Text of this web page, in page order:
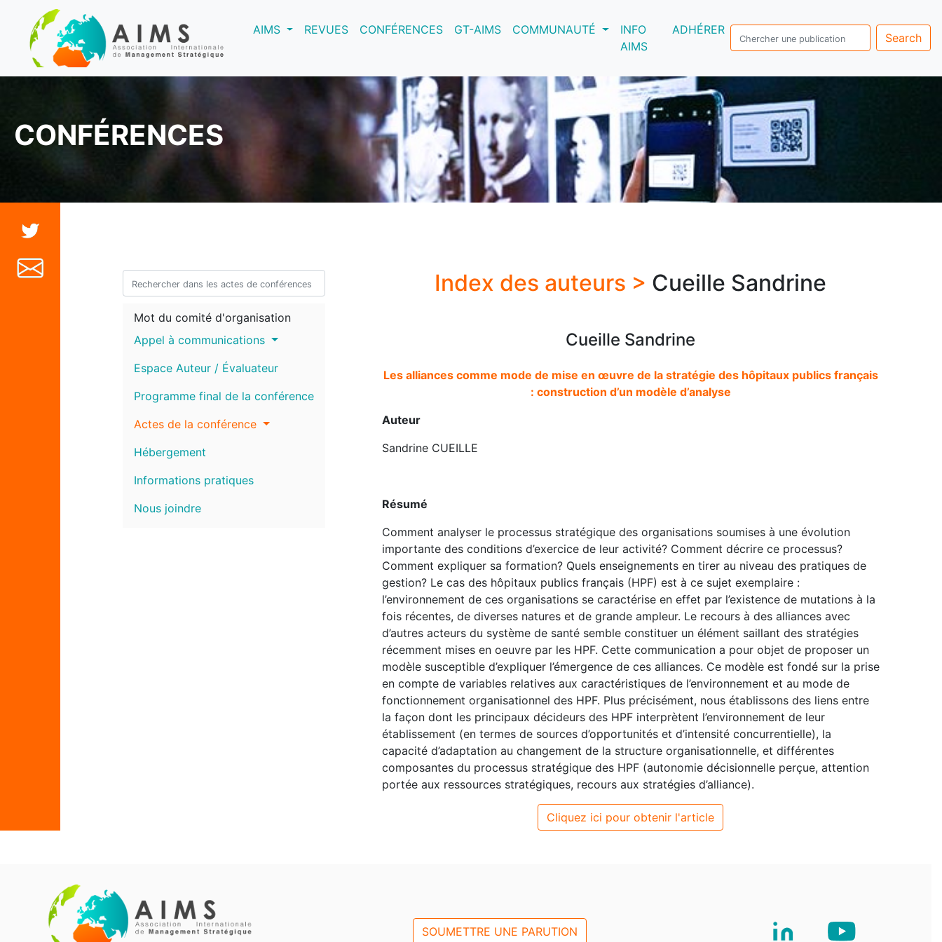
AIMS(current)REVUES CONFÉRENCES GT-AIMS COMMUNAUTÉ
INFO
AIMS
ADHÉRER
Search
CONFÉRENCES
Mot du comité d'organisation
Appel à communications
Espace Auteur / Évaluateur
Programme final de la conférence
Actes de la conférence
Hébergement
Informations pratiques
Nous joindre
Index des auteurs > Cueille Sandrine
Cueille Sandrine
Les alliances comme mode de mise en œuvre de la stratégie des hôpitaux publics français
: construction d’un modèle d’analyse
Auteur
Sandrine CUEILLE
Résumé
Comment analyser le processus stratégique des organisations soumises à une évolution
importante des conditions d’exercice de leur activité? Comment décrire ce processus?
Comment expliquer sa formation? Quels enseignements en tirer au niveau des pratiques de
gestion? Le cas des hôpitaux publics français (HPF) est à ce sujet exemplaire :
l’environnement de ces organisations se caractérise en effet par l’existence de mutations à la
fois récentes, de diverses natures et de grande ampleur. Le recours à des alliances avec
d’autres acteurs du système de santé semble constituer un élément saillant des stratégies
récemment mises en oeuvre par les HPF. Cette communication a pour objet de proposer un
modèle susceptible d’expliquer l’émergence de ces alliances. Ce modèle est fondé sur la prise
en compte de variables relatives aux caractéristiques de l’environnement et au mode de
fonctionnement organisationnel des HPF. Plus précisément, nous établissons des liens entre
la façon dont les principaux décideurs des HPF interprètent l’environnement de leur
établissement (en termes de sources d’opportunités et d’intensité concurrentielle), la
capacité d’adaptation au changement de la structure organisationnelle, et différentes
composantes du processus stratégique des HPF (autonomie décisionnelle perçue, attention
portée aux ressources stratégiques, recours aux stratégies d’alliance).
Cliquez ici pour obtenir l'article
SOUMETTRE UNE PARUTION